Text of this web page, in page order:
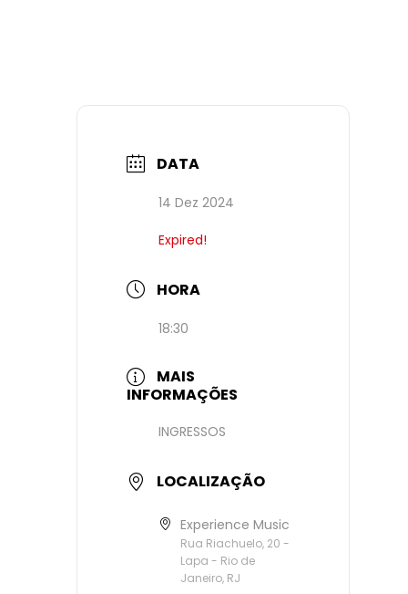
DATA
14 Dez 2024
Expired!
HORA
18:30
MAIS
INFORMAÇÕES
INGRESSOS
LOCALIZAÇÃO
Experience Music
Rua Riachuelo, 20 -
Lapa - Rio de
Janeiro, RJ